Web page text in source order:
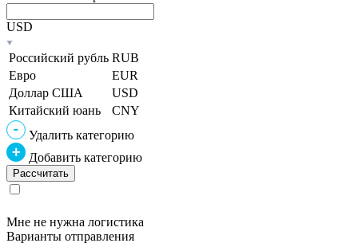
USD
Российский рубль RUB
Евро
EUR
Доллар США
USD
Китайский юань
CNY
Удалить категорию
Добавить категорию
Мне не нужна логистика
Варианты отправления